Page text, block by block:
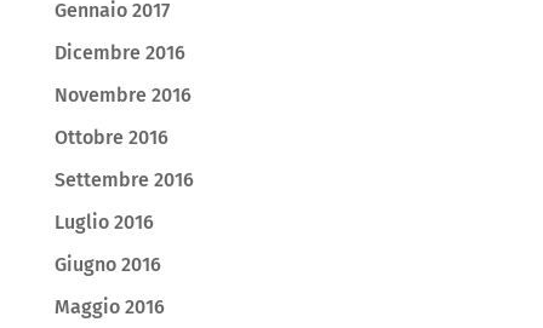
Gennaio 2017
Dicembre 2016
Novembre 2016
Ottobre 2016
Settembre 2016
Luglio 2016
Giugno 2016
Maggio 2016